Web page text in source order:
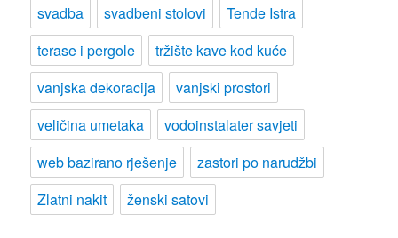
svadba
svadbeni stolovi
Tende Istra
terase i pergole
tržište kave kod kuće
vanjska dekoracija
vanjski prostori
veličina umetaka
vodoinstalater savjeti
web bazirano rješenje
zastori po narudžbi
Zlatni nakit
ženski satovi